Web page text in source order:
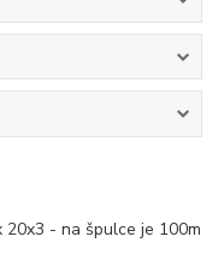
- na špulce je 100m